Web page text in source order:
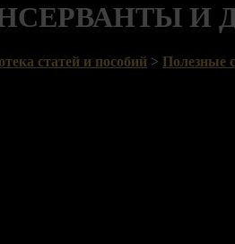
И
статей и пособий > Полезные